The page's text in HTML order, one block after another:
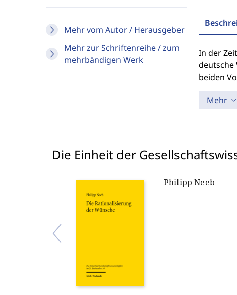
Mehr vom Autor / Herausgeber
Mehr zur Schriftenreihe / zum
mehrbändigen Werk
In der
deutsche
beiden
Mehr
Die Einheit der
Philipp Neeb